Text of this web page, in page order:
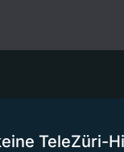
TeleZüri-